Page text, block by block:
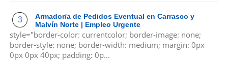
Armador/a de Pedidos Eventual en Carrasco y
Malvín Norte | Empleo Urgente
style="border-color: currentcolor; border-image: none;
border-style: none; border-width: medium; margin: 0px
0px 0px 40px; padding: 0p...